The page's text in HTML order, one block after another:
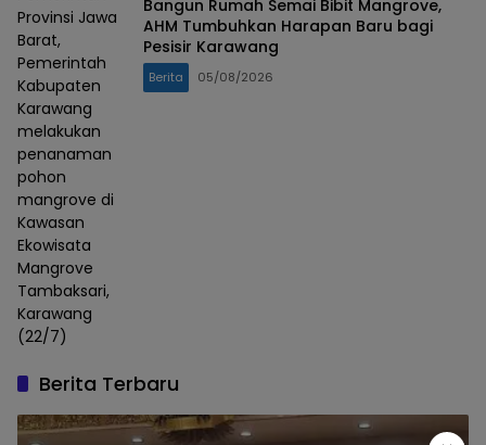
Provinsi Jawa
Barat,
Pemerintah
Kabupaten
Karawang
melakukan
penanaman
pohon
mangrove di
Kawasan
Ekowisata
Mangrove
Tambaksari,
Karawang
(22/7)
Bangun Rumah Semai Bibit Mangrove,
AHM Tumbuhkan Harapan Baru bagi
Pesisir Karawang
Berita 05/08/2026
Berita Terbaru